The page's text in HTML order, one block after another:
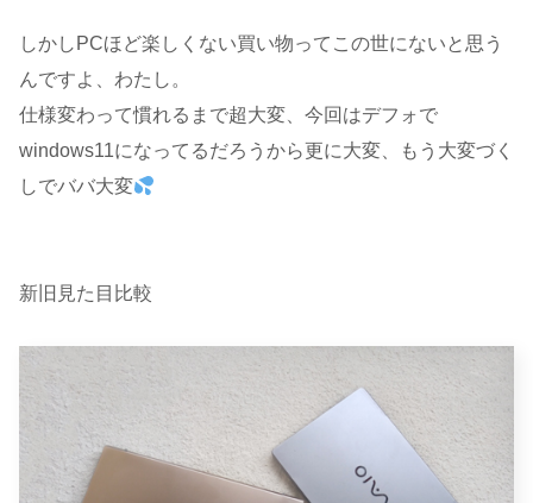
しかしPCほど楽しくない買い物ってこの世にないと思う
んですよ、わたし。
仕様変わって慣れるまで超大変、今回はデフォで
windows11になってるだろうから更に大変、もう大変づく
しでババ大変
新旧見た目比較